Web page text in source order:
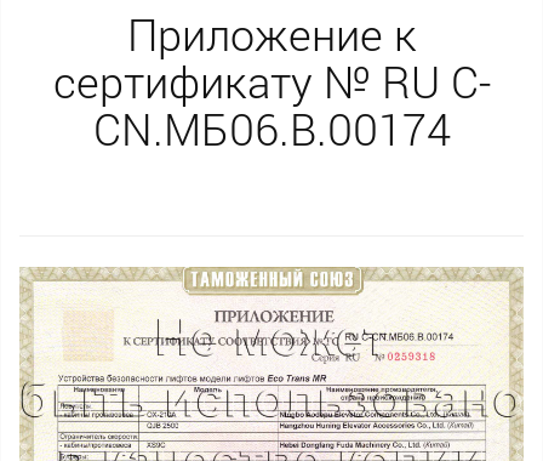
Приложение к
сертификату № RU С-
CN.МБ06.B.00174